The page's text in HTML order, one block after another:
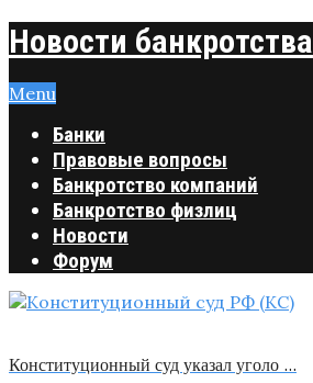
Новости банкротства
Menu
Банки
Правовые вопросы
Банкротство компаний
Банкротство физлиц
Новости
Форум
Конституционный суд указал уголо …